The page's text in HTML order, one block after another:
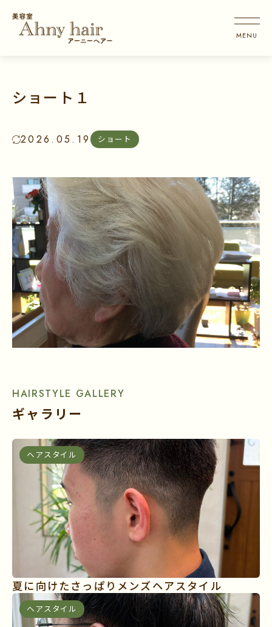
ショート１
2026.05.19 ショート
HAIRSTYLE GALLERY
ギャラリー
ヘアスタイル
夏に向けたさっぱりメンズヘアスタイル
ヘアスタイル